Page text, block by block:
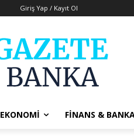
Giriş Yap / Kayıt Ol
EKONOMI FINANS &